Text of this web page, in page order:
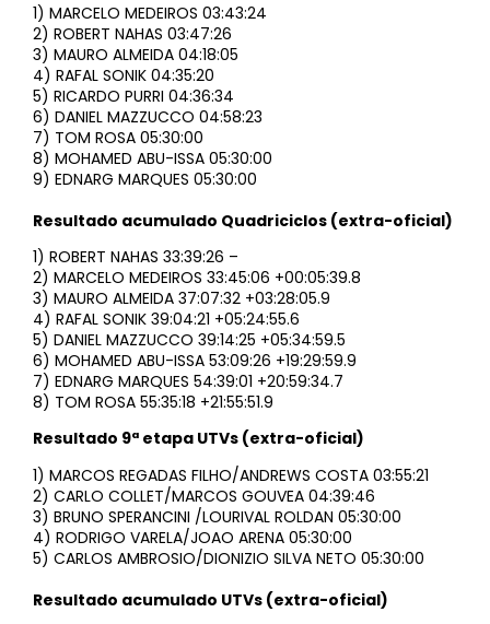
1) MARCELO MEDEIROS 03:43:24
2) ROBERT NAHAS 03:47:26
3) MAURO ALMEIDA 04:18:05
4) RAFAL SONIK 04:35:20
5) RICARDO PURRI 04:36:34
6) DANIEL MAZZUCCO 04:58:23
7) TOM ROSA 05:30:00
8) MOHAMED ABU-ISSA 05:30:00
9) EDNARG MARQUES 05:30:00
Resultado acumulado Quadriciclos (extra-oficial)
1) ROBERT NAHAS 33:39:26 –
2) MARCELO MEDEIROS 33:45:06 +00:05:39.8
3) MAURO ALMEIDA 37:07:32 +03:28:05.9
4) RAFAL SONIK 39:04:21 +05:24:55.6
5) DANIEL MAZZUCCO 39:14:25 +05:34:59.5
6) MOHAMED ABU-ISSA 53:09:26 +19:29:59.9
7) EDNARG MARQUES 54:39:01 +20:59:34.7
8) TOM ROSA 55:35:18 +21:55:51.9
Resultado 9ª etapa UTVs (extra-oficial)
1) MARCOS REGADAS FILHO/ANDREWS COSTA 03:55:21
2) CARLO COLLET/MARCOS GOUVEA 04:39:46
3) BRUNO SPERANCINI /LOURIVAL ROLDAN 05:30:00
4) RODRIGO VARELA/JOAO ARENA 05:30:00
5) CARLOS AMBROSIO/DIONIZIO SILVA NETO 05:30:00
Resultado acumulado UTVs (extra-oficial)